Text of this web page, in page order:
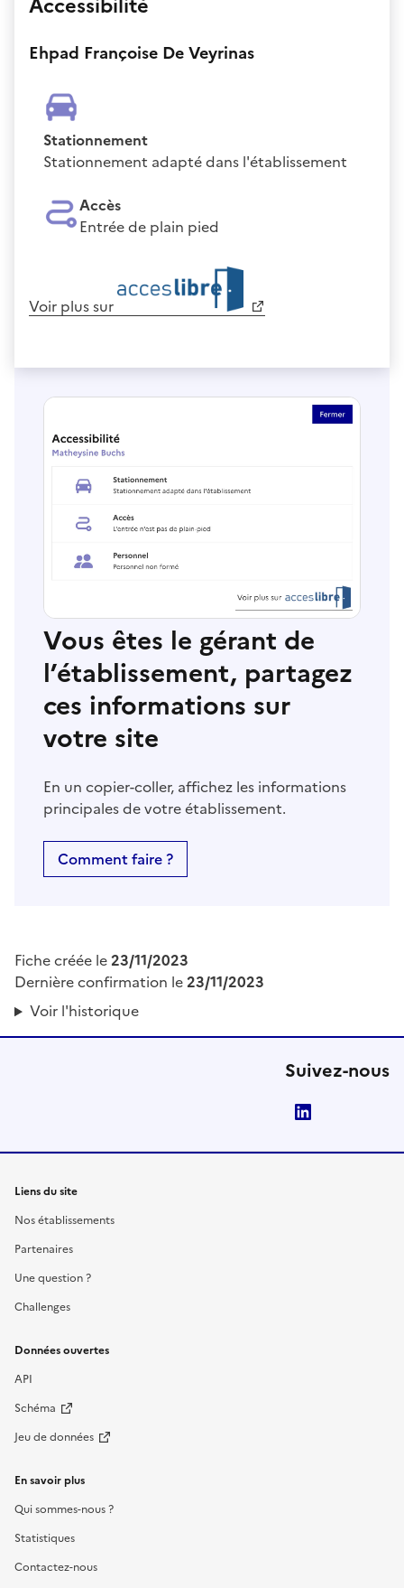
Ehpad Françoise De Veyrinas
Stationnement
Stationnement adapté dans l'établissement
Accès
Entrée de plain pied
Voir plus sur
Vous êtes le gérant de
l’établissement, partagez
ces informations sur
votre site
En un copier-coller, affichez les informations
principales de votre établissement.
Comment faire ?
Fiche créée le23/11/2023
Dernière confirmation le23/11/2023
Voir l'historique
Suivez-nous
Liens du site
Nos établissements
Partenaires
Une question ?
Challenges
Données ouvertes
API
Schéma
Jeu de données
En savoir plus
Qui sommes-nous ?
Statistiques
Contactez-nous